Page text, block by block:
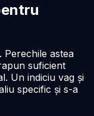
astea
suficient
Un indiciu vag și
specific și s-a